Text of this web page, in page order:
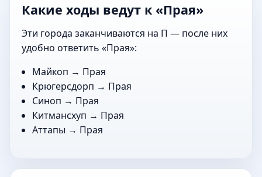
Какие ходы ведут к «Прая»
Эти города заканчиваются на П — после них
удобно ответить «Прая»:
Майкоп → Прая
Крюгерсдорп → Прая
Синоп → Прая
Китмансхуп → Прая
Аттапы → Прая